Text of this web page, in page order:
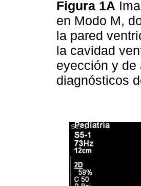
Figura 1A
en Modo M,
la pared
la cavidad
eyección y de
diagnósticos